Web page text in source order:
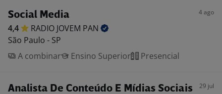
Social Media 4 ago
4,4 RADIO JOVEM PAN
São Paulo - SP
A combinar
Ensino Superior Presencial
Analista De Conteúdo E Mídias Sociais 29 jul